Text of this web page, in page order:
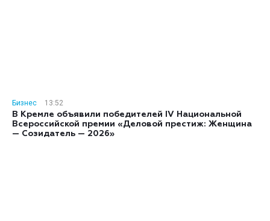
Бизнес
13:52
В Кремле объявили победителей IV Национальной
Всероссийской премии «Деловой престиж: Женщина
— Созидатель — 2026»